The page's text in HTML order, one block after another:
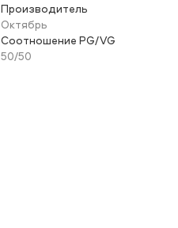
Производитель
Октябрь
Соотношение PG/VG
50/50